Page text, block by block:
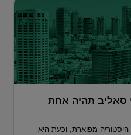
סאליב תהיה אחת
מפוארת, וכעת היא